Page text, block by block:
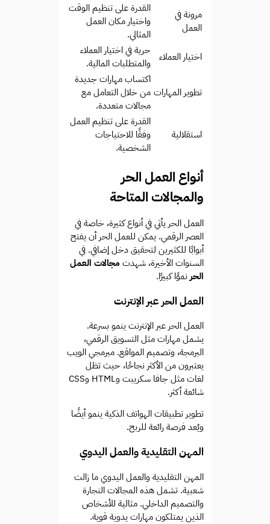
مرونة في
العمل
القدرة على تنظيم الوقت
واختيار مكان العمل
المثالي.
اختيار العملاء
حرية في اختيار العملاء
والمتطلبات المالية.
تطوير المهارات
اكتساب مهارات جديدة
من خلال التعامل مع
مجالات متعددة.
استقلالية
القدرة على تنظيم العمل
وفقًا للاحتياجات
الشخصية.
أنواع العمل الحر
والمجالات المتاحة
العمل الحر يأتي في أنواع كثيرة، خاصة في
العصر الرقمي. يمكن للعمل الحر أن يفتح
أبوابًا للكثيرين لتحقيق دخل إضافي. في
السنوات الأخيرة، شهدتمجالات العمل
الحر نموًا كبيرًا.
العمل الحر عبر الإنترنت
العمل الحر عبر الإنترنت ينمو بسرعة.
يشمل مهارات مثل التسويق الرقمي،
البرمجة، وتصميم المواقع. مبرمجي الويب
يعتبرون من الأكثر نجاحًا، حيث تظل
لغات مثل جافا سكريبت وHTML وCSS
شائعة أكثر.
تطوير تطبيقات الهواتف الذكية ينمو أيضًا
ويُعد فرصة رائعة للربح.
المهن التقليدية والعمل اليدوي
المهن التقليدية والعمل اليدوي ما زالت
شعبية. تشمل هذه المجالات النجارة
والتصميم الداخلي. مثالية للأشخاص
الذين يمتلكون مهارات يدوية قوية.